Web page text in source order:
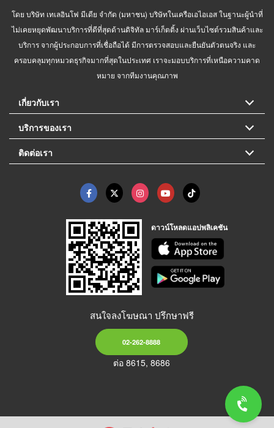
โดย บริษัท เทเลอินโฟ มีเดีย จำกัด (มหาชน) บริษัทในเครือเอไอเอส ในฐานะผู้นำที่
ไม่เคยหยุดพัฒนาบริการที่ดีที่สุดด้านดิจิทัล มาร์เก็ตติ้ง ผ่านเว็บไซต์รวมสินค้าและ
บริการ จากผู้ประกอบการที่เชื่อถือได้ มีการตรวจสอบและยืนยันตัวตนจริง และ
ครอบคลุมทุกหมวดธุรกิจมากที่สุดในประเทศ เราจะมอบบริการที่เหนือความคาด
หมาย จากทีมงานคุณภาพ
เกี่ยวกับเรา
บริการของเรา
ติดต่อเรา
ดาวน์โหลดแอปพลิเคชัน
สนใจลงโฆษณา ปรึกษาฟรี
02-262-8888
ต่อ 8615, 8686